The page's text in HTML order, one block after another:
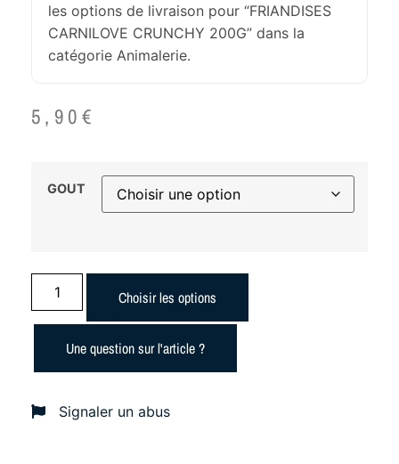
les options de livraison pour “FRIANDISES
CARNILOVE CRUNCHY 200G” dans la
catégorie Animalerie.
5,90€
GOUT
Choisir les options
Une question sur l'article ?
Signaler un abus